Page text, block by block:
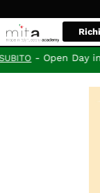
- Open Day in